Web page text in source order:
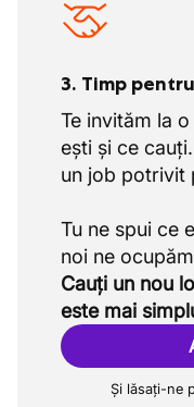
3. Timp
Te invităm la
ești și ce
un job potrivit
Tu ne spui ce
Cauți un nou
este mai
Și lăsați-ne